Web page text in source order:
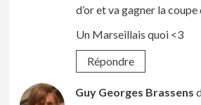
d’or et va gagner la coupe
Un Marseillais quoi <3
Répondre
Guy Georges Brassens